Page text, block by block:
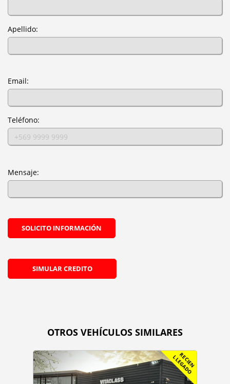
Apellido:
Email:
Teléfono:
Mensaje:
SOLICITO INFORMACIÓN
SIMULAR CREDITO
OTROS VEHÍCULOS SIMILARES
R
E
C
I
E
N
L
L
E
G
A
D
O